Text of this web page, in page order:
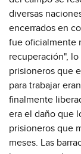
diversas
encerrados en
fue oficialmente
recuperación",
prisioneros que
para trabajar
finalmente
era el daño que
prisioneros que
meses. Las